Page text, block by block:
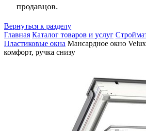
продавцов.
Вернуться к разделу
Главная Каталог товаров и услуг
Пластиковые окна Мансардное окно
комфорт, ручка снизу